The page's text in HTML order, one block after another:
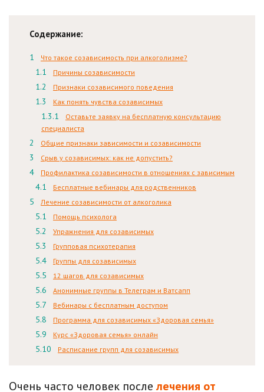
Содержание:
Что такое созависимость при алкоголизме?
Причины созависимости
Признаки созависимого поведения
Как понять чувства созависимых
Оставьте заявку на бесплатную консультацию
специалиста
Общие признаки зависимости и созависимости
Срыв у созависимых: как не допустить?
Профилактика созависимости в отношениях с зависимым
Бесплатные вебинары для родственников
Лечение созависимости от алкоголика
Помощь психолога
Упражнения для созависимых
Групповая психотерапия
Группы для созависимых
12 шагов для созависимых
Анонимные группы в Телеграм и Ватсапп
Вебинары с бесплатным доступом
Программа для созависимых «Здоровая семья»
Курс «Здоровая семья» онлайн
Расписание групп для созависимых
Очень часто человек после лечения от